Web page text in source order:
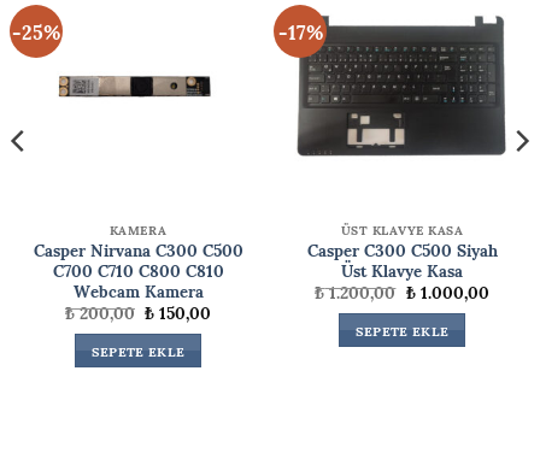
-25%
KAMERA
Casper Nirvana C300 C500
C700 C710 C800 C810
Webcam Kamera
₺200,00 Orijinal
fiyat:
₺ 200,00.
₺150,00
SEPETE EKLE
-17%
ÜST KLAVYE KASA
Casper C300 C500 Siyah
Üst Klavye Kasa
₺1.200,00Orijinal
fiyat:
₺ 1.200,00.
₺1.000,00Şuandaki
SEPETE EKLE